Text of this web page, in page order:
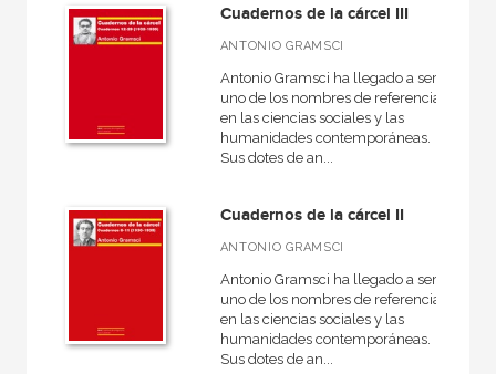
Rústica
CATÁLOGOS PDF
Cuadernos de la cárcel III
ANTONIO GRAMSCI
Antonio Gramsci ha llegado a ser
uno de los nombres de referencia
en las ciencias sociales y las
humanidades contemporáneas.
Sus dotes de an...
Cuadernos de la cárcel II
ANTONIO GRAMSCI
Antonio Gramsci ha llegado a ser
uno de los nombres de referencia
en las ciencias sociales y las
humanidades contemporáneas.
Sus dotes de an...